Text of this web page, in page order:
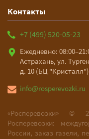
Контакты
+7 (499) 520-05-23
Ежедневно:
Астрахань, ул.
д. 10 (БЦ "Кристалл")
info@rosperevozki.ru
«Росперевозки» ©
Росперевозки:
России, заказ газели,